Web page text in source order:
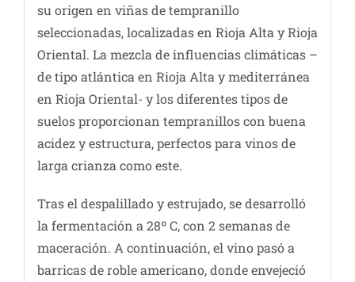
su origen en viñas de tempranillo
seleccionadas, localizadas en Rioja Alta y Rioja
Oriental. La mezcla de influencias climáticas –
de tipo atlántica en Rioja Alta y mediterránea
en Rioja Oriental- y los diferentes tipos de
suelos proporcionan tempranillos con buena
acidez y estructura, perfectos para vinos de
larga crianza como este.
Tras el despalillado y estrujado, se desarrolló
la fermentación a 28º C, con 2 semanas de
maceración. A continuación, el vino pasó a
barricas de roble americano, donde envejeció